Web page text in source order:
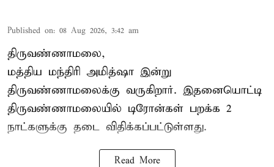
Published on: 08 Aug 2026, 3:42 am
திருவண்ணாமலை,
மத்திய மந்திரி அமித்ஷா இன்று
திருவண்ணாமலைக்கு வருகிறார். இதனையொட்டி
திருவண்ணாமலையில் டிரோன்கள் பறக்க 2
நாட்களுக்கு தடை விதிக்கப்பட்டுள்ளது.
Read More